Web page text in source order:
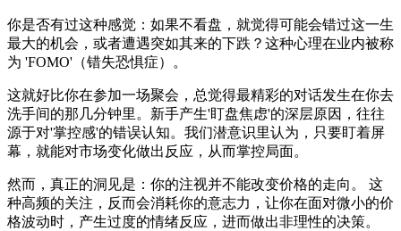
你是否有过这种感觉：如果不看盘，就觉得可能会错过这一生
最大的机会，或者遭遇突如其来的下跌？这种心理在业内被称
为 'FOMO'（错失恐惧症）。
这就好比你在参加一场聚会，总觉得最精彩的对话发生在你去
洗手间的那几分钟里。新手产生'盯盘焦虑'的深层原因，往往
源于对'掌控感'的错误认知。我们潜意识里认为，只要盯着屏
幕，就能对市场变化做出反应，从而掌控局面。
然而，真正的洞见是： 你的注视并不能改变价格的走向。
这
种高频的关注，反而会消耗你的意志力，让你在面对微小的价
格波动时，产生过度的情绪反应，进而做出非理性的决策。